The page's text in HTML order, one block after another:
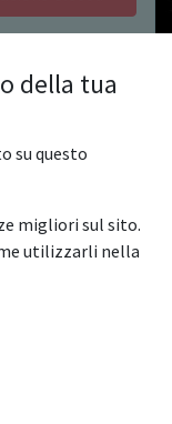
in cui potrai
ridefinendo i
die-cutting
della
accelerare il
della tua
su questo
migliori sul sito.
utilizzarli nella